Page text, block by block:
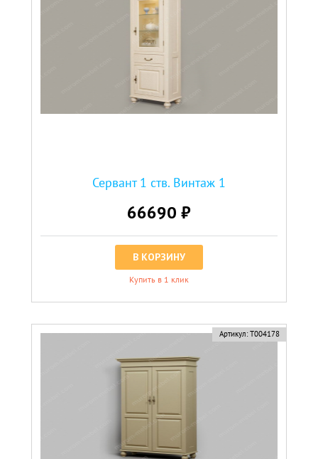
Сервант 1 ств. Винтаж 1
66690 ₽
В КОРЗИНУ
Купить в 1 клик
Артикул: Т004178